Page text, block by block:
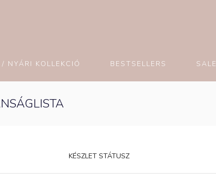
NYÁRI KOLLEKCIÓ BESTSELLERS SALE
KÉSZLET STÁTUSZ